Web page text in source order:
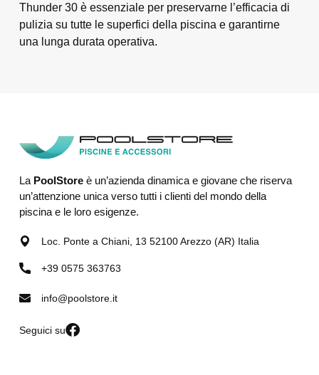
Thunder 30 è essenziale per preservarne l’efficacia di
pulizia su tutte le superfici della piscina e garantirne
una lunga durata operativa.
La PoolStoreè un’azienda dinamica e giovane che riserva
un’attenzione unica verso tutti i clienti del mondo della
piscina e le loro esigenze.
Loc. Ponte a Chiani, 13 52100 Arezzo (AR) Italia
+39 0575 363763
info@poolstore.it
Seguici su